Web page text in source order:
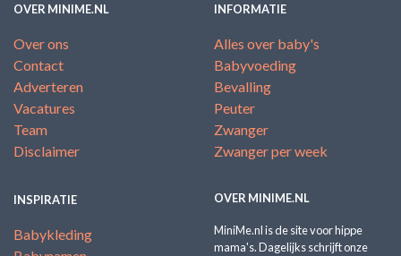
OVER MINIME.NL
Over ons
Contact
Adverteren
Vacatures
Team
Disclaimer
INFORMATIE
Alles over baby's
Babyvoeding
Bevalling
Peuter
Zwanger
Zwanger per week
INSPIRATIE
Babykleding
OVER MINIME.NL
MiniMe.nl is de site voor hippe
mama's. Dagelijks schrijft onze